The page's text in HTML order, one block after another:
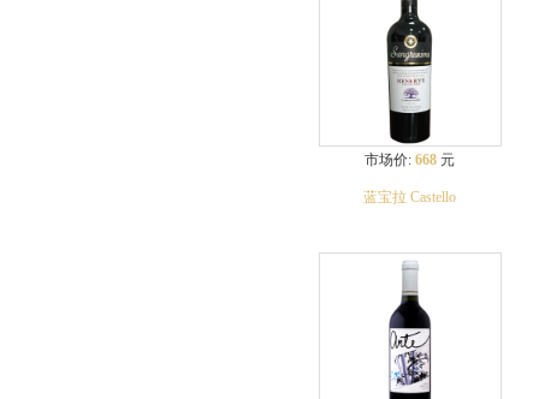
市场价:668 元
蓝宝拉 Castello